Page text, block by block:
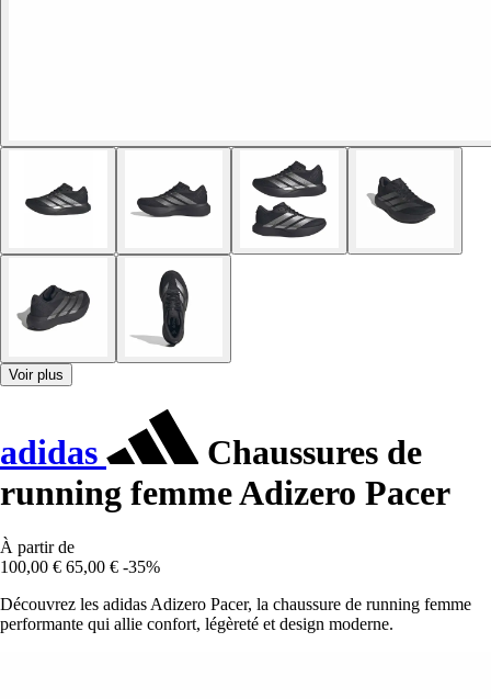
Voir plus
adidas
Chaussures de
running femme Adizero Pacer
À partir de
100,00 € 65,00 € -35%
Découvrez les adidas Adizero Pacer, la chaussure de running femme
performante qui allie confort, légèreté et design moderne.